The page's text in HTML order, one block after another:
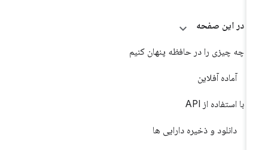
در این صفحه
چه چیزی را در حافظه پنهان کنیم
آماده آفلاین
با استفاده از API
دانلود و ذخیره دارایی ها